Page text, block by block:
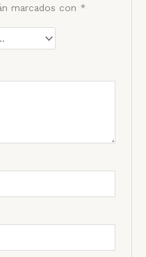
marcados con *